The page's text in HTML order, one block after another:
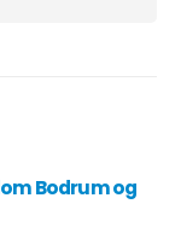
Bodrum og